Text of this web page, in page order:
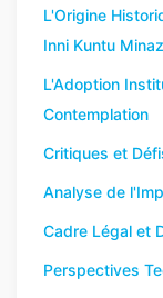
L'Origine
Inni Kuntu
L'Adoption
Contemplation
Critiques et
Analyse de
Cadre Légal et
Perspectives